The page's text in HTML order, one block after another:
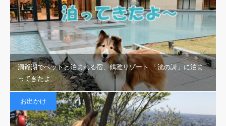
洞爺湖でペットと泊まれる宿、鶴雅リゾート 「洸の謌」に泊ま
ってきたよ
お出かけ